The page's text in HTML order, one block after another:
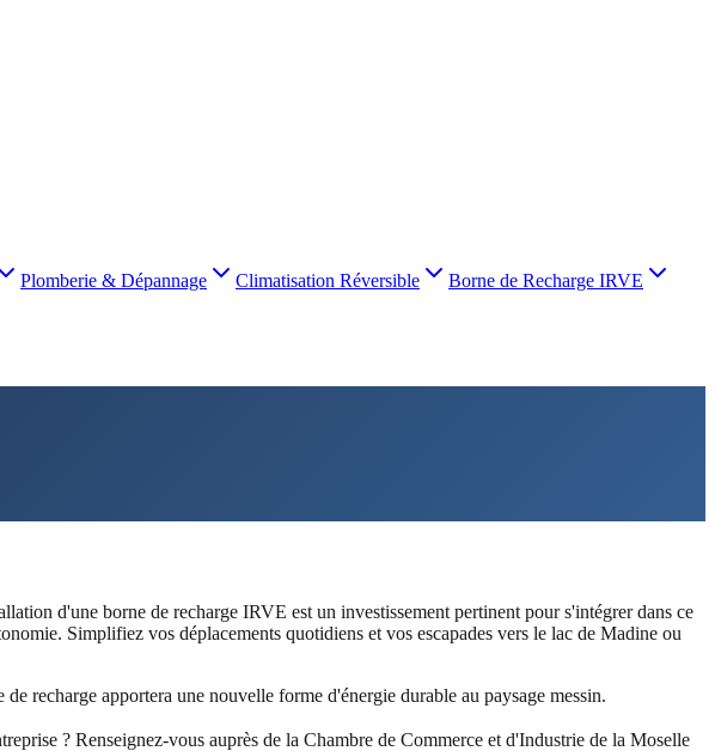
Plomberie & Dépannage Climatisation Réversible
Borne de Recharge IRVE
d'une borne de recharge IRVE est un investissement pertinent pour s'intégrer dans ce
Simplifiez vos déplacements quotidiens et vos escapades vers le lac de Madine ou
recharge apportera une nouvelle forme d'énergie durable au paysage messin.
? Renseignez-vous auprès de la Chambre de Commerce et d'Industrie de la Moselle